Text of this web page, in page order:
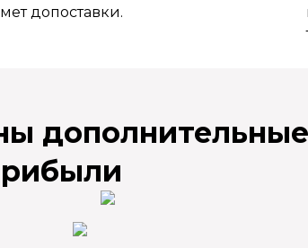
допоставки.
дополнительные